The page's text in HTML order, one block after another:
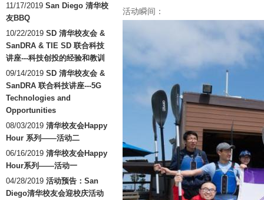
11/17/2019 San Diego 清华校
友BBQ
10/22/2019 SD 清华校友会 &
SanDRA & TIE SD 联合科技
讲座---科技创投的经验和教训
09/14/2019 SD 清华校友会 &
SanDRA 联合科技讲座---5G
Technologies and
Opportunities
08/03/2019 清华校友会Happy
Hour 系列——活动二
06/16/2019 清华校友会Happy
Hour系列——活动一
04/28/2019 活动预告：San
Diego清华校友会迎校庆活动
活动瞬间：